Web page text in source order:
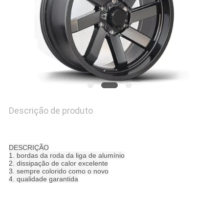
Descrição de produto
DESCRIÇÃO
1. bordas da roda da liga de alumínio
2. dissipação de calor excelente
3. sempre colorido como o novo
4. qualidade garantida